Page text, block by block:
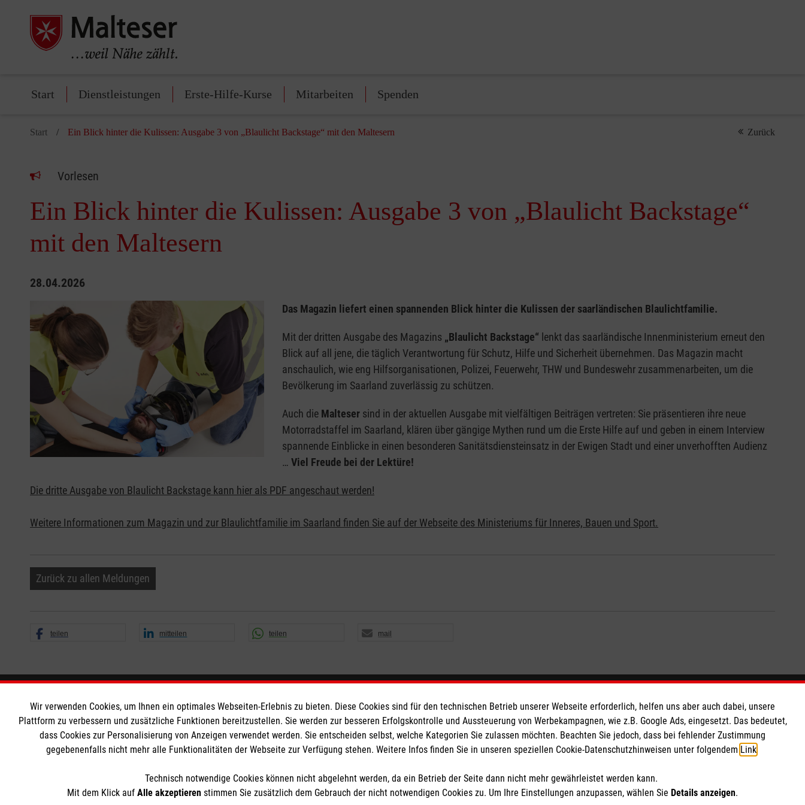
Start Dienstleistungen Erste-Hilfe-Kurse Mitarbeiten Spenden
Start Ein Blick hinter die Kulissen: Ausgabe 3 von „Blaulicht Backstage“ mit den Maltesern Zurück
Vorlesen
Ein Blick hinter die Kulissen: Ausgabe 3 von „Blaulicht Backstage“
mit den Maltesern
28.04.2026
Das Magazin liefert einen spannenden Blick hinter die Kulissen der saarländischen Blaulichtfamilie.
Mit der dritten Ausgabe des Magazins „Blaulicht Backstage“ lenkt das saarländische Innenministerium erneut den
Blick auf all jene, die täglich Verantwortung für Schutz, Hilfe und Sicherheit übernehmen. Das Magazin macht
anschaulich, wie eng Hilfsorganisationen, Polizei, Feuerwehr, THW und Bundeswehr zusammenarbeiten, um die
Bevölkerung im Saarland zuverlässig zu schützen.
Auch die Maltesersind in der aktuellen Ausgabe mit vielfältigen Beiträgen vertreten: Sie präsentieren ihre neue
Motorradstaffel im Saarland, klären über gängige Mythen rund um die Erste Hilfe auf und geben in einem Interview
spannende Einblicke in einen besonderen Sanitätsdiensteinsatz in der Ewigen Stadt und einer unverhofften Audienz
… Viel Freude bei der Lektüre!
Die dritte Ausgabe von Blaulicht Backstage kann hier als PDF angeschaut werden!
Weitere Informationen zum Magazin und zur Blaulichtfamilie im Saarland finden Sie auf der Webseite des Ministeriums für Inneres, Bauen und Sport.
Zurück zu allen Meldungen
teilen mitteilen teilen mail
Informationen
Impressum
Datenschutz
Die Malteser
Malteser in Deutschland
Malteserorden
Spendenkonto
Empfänger: Malteser Hilfsdienst e.V.
Bank: Pax-Bank für Kirche und Caritas eG
BIC: GENODED1PA7
Hier sind wir
​​​​​​Bahnhofstraße 20
56414 Wallmerod
Email: helfen.westerwald@malteser.org
Wir verwenden Cookies, um Ihnen ein optimales Webseiten-Erlebnis zu bieten. Diese Cookies sind für den technischen Betrieb unserer Webseite erforderlich, helfen uns aber auch dabei, unsere
Plattform zu verbessern und zusätzliche Funktionen bereitzustellen. Sie werden zur besseren Erfolgskontrolle und Aussteuerung von Werbekampagnen, wie z.B. Google Ads, eingesetzt. Das bedeutet,
dass Cookies zur Personalisierung von Anzeigen verwendet werden. Sie entscheiden selbst, welche Kategorien Sie zulassen möchten. Beachten Sie jedoch, dass bei fehlender Zustimmung
gegebenenfalls nicht mehr alle Funktionalitäten der Webseite zur Verfügung stehen. Weitere Infos finden Sie in unseren speziellen Cookie-Datenschutzhinweisen unter folgendem Link
Technisch notwendige Cookies können nicht abgelehnt werden, da ein Betrieb der Seite dann nicht mehr gewährleistet werden kann.
Mit dem Klick auf Alle akzeptieren stimmen Sie zusätzlich dem Gebrauch der nicht notwendigen Cookies zu. Um Ihre Einstellungen anzupassen, wählen Sie Details anzeigen.